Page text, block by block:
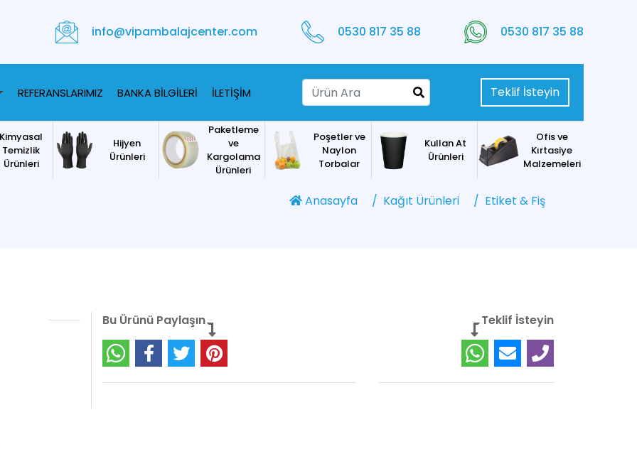
info@vipambalajcenter.com 0530 817 35 88 0530 817 35 88
REFERANSLARIMIZ BANKA BİLGİLERİ İLETİŞİM Teklif İsteyin
Kimyasal
Temizlik
Ürünleri
Hijyen
Ürünleri
Paketleme
ve
Kargolama
Ürünleri
Poşetler ve
Naylon
Torbalar
Kullan At
Ürünleri
Ofis ve
Kırtasiye
Malzemeleri
Anasayfa Kağıt Ürünleri Etiket & Fiş
Bu Ürünü Paylaşın Teklif İsteyin